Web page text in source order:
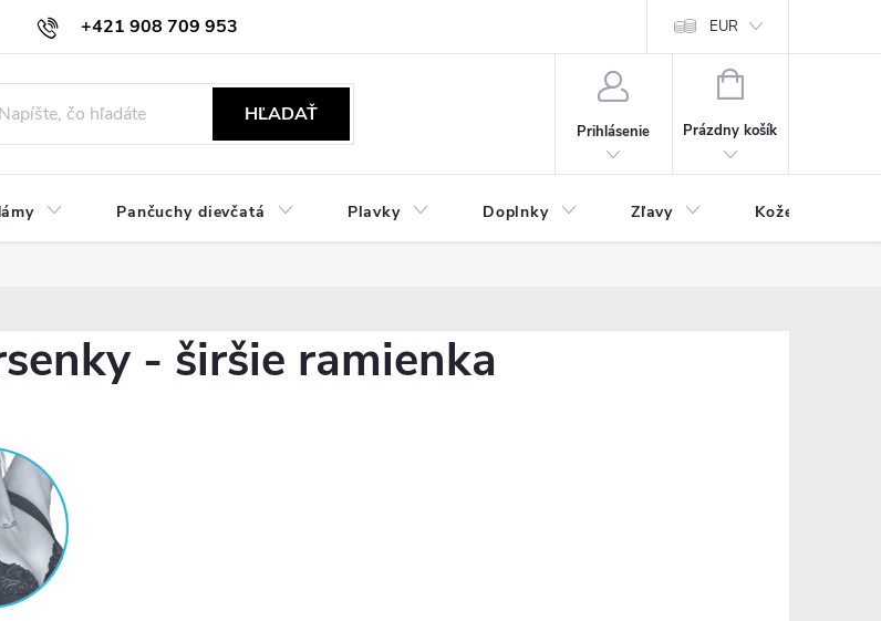
+421 908 709 953
objednavky@ibielizen.sk
EUR
HĽADAŤ
Prihlásenie
NÁKUPNÝ
Prázdny košík
Pančuchy dievčatá Plavky Doplnky Zľavy Kožený tovar
- širšie ramienka